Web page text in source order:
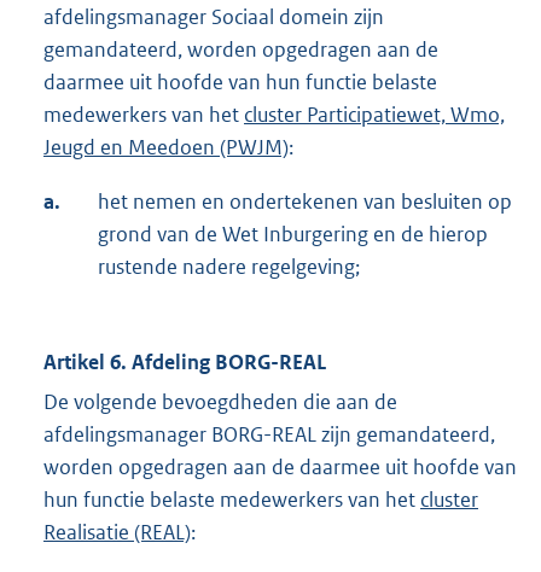
afdelingsmanager Sociaal domein zijn
gemandateerd, worden opgedragen aan de
daarmee uit hoofde van hun functie belaste
medewerkers van het cluster Participatiewet, Wmo,
Jeugd en Meedoen (PWJM):
a.
het nemen en ondertekenen van besluiten op
grond van de Wet Inburgering en de hierop
rustende nadere regelgeving;
Artikel 6. Afdeling BORG-REAL
De volgende bevoegdheden die aan de
afdelingsmanager BORG-REAL zijn gemandateerd,
worden opgedragen aan de daarmee uit hoofde van
hun functie belaste medewerkers van het cluster
Realisatie (REAL):